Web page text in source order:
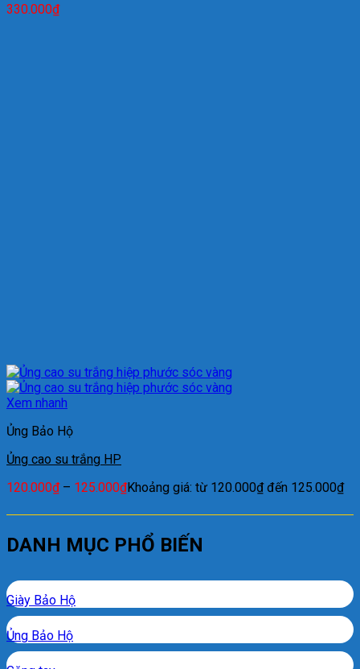
330.000₫
Xem nhanh
Ủng Bảo Hộ
Ủng cao su trắng HP
120.000₫ – 125.000₫Khoảng giá: từ 120.000₫ đến 125.000₫
DANH MỤC PHỔ BIẾN
Giày Bảo Hộ
Ủng Bảo Hộ